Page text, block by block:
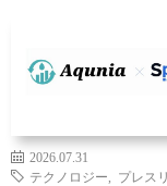
2026.07.31
テクノロジー
プレス